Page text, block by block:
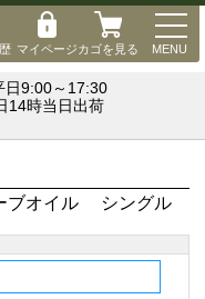
マイページカゴを見る MENU
日9:00～17:30
14時当日出荷
ブオイル シングル